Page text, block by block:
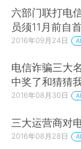
六部门联打电
员须11月前自首
2016年09月24日
电信诈骗三大
中奖了和猜猜
2016年08月30日
三大运营商对
2016年08月28日